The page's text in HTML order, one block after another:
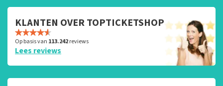
KLANTEN OVER TOPTICKETSHOP
Op basis van 113.242reviews
Lees reviews